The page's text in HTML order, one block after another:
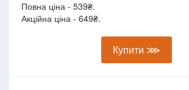
Повна ціна - 539₴.
Акційна ціна - 649₴.
Купити ⋙